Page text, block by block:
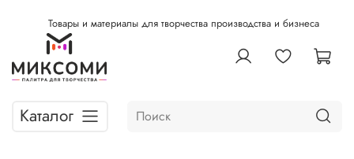
Товары и материалы для творчества производства и бизнеса
Каталог